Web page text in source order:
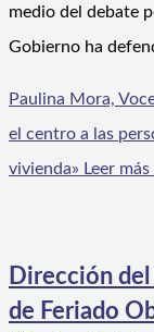
medio del debate
Gobierno ha
Paulina Mora,
el centro a las
vivienda» Leer más
Dirección
de Feriado